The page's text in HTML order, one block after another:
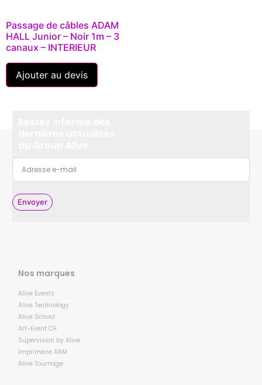
Passage de câbles ADAM
HALL Junior – Noir 1m – 3
canaux – INTERIEUR
Ajouter au devis
Envoyer
Nos marques
Alive Events
Alive Technology
Alive School
Art-Event CH
Supervision by Alive
Imprimerie ARM
Alive Tournage